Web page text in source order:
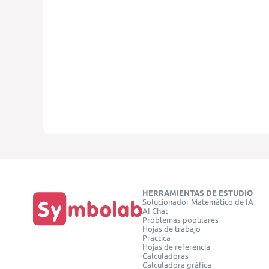
HERRAMIENTAS DE ESTUDIO
Solucionador Matemático de IA
AI Chat
Problemas populares
Hojas de trabajo
Practica
Hojas de referencia
Calculadoras
Calculadora gráfica